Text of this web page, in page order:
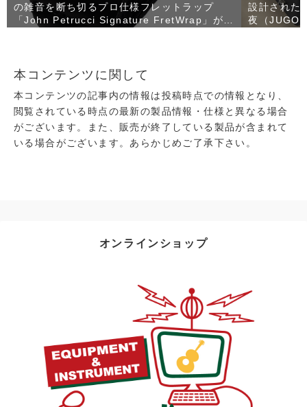
の雑音を断ち切るプロ仕様フレットラップ
「John Petrucci Signature FretWrap」が発
設計された
夜（
本コンテンツに関して
本コンテンツの記事内の情報は投稿時点での情報となり、
閲覧されている時点の最新の製品情報・仕様と異なる場合
がございます。また、販売が終了している製品が含まれて
いる場合がございます。あらかじめご了承下さい。
オンラインショップ